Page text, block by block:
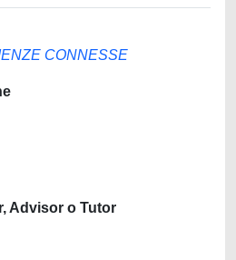
CONNESSE
Advisor o Tutor